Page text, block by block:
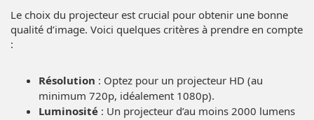
Le choix du projecteur est crucial pour obtenir une bonne
qualité d’image. Voici quelques critères à prendre en compte
:
Résolution : Optez pour un projecteur HD (au
minimum 720p, idéalement 1080p).
Luminosité : Un projecteur d’au moins 2000 lumens